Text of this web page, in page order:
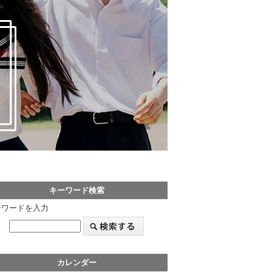
キーワード検索
ードを入力
カレンダー